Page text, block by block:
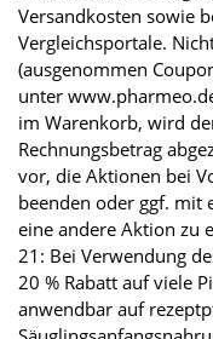
Versandkosten sowie
Vergleichsportale.
(ausgenommen
unter
im Warenkorb, wird
Rechnungsbetrag
vor, die Aktionen bei
beenden oder ggf. mit
eine andere Aktion zu
21: Bei Verwendung
20 % Rabatt auf viele
anwendbar auf